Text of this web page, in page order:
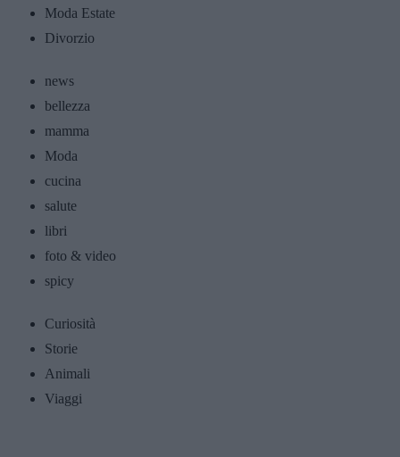
Moda Estate
Divorzio
news
bellezza
mamma
Moda
cucina
salute
libri
foto & video
spicy
Curiosità
Storie
Animali
Viaggi